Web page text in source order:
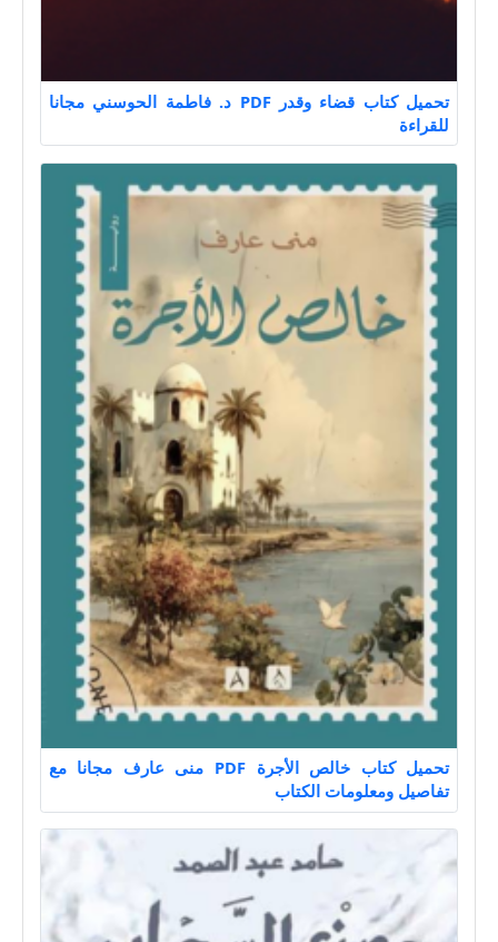
تحميل كتاب قضاء وقدر PDF د. فاطمة الحوسني مجانا
للقراءة
تحميل كتاب خالص الأجرة PDF منى عارف مجانا مع
تفاصيل ومعلومات الكتاب